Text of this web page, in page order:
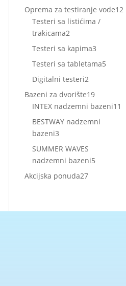
proizvod
Oprema za testiranje vode12
Testeri sa listićima /
trakicama2
proizvoda
Testeri sa kapima3
proizvoda
Testeri sa tabletama5
Digitalni testeri2
proizvoda
Bazeni za dvorište1919
proizvoda
INTEX nadzemni bazeni11
BESTWAY nadzemni
bazeni3
proizvoda
SUMMER WAVES
nadzemni bazeni5
Akcijska ponuda2727